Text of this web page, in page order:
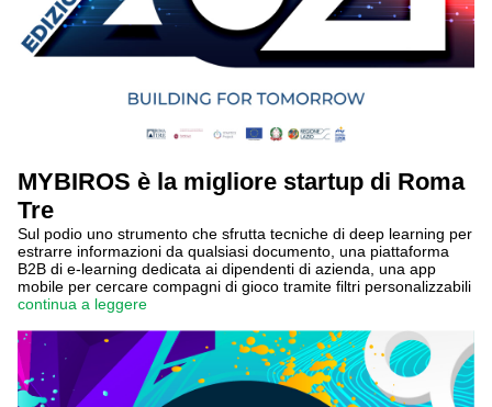
MYBIROS è la migliore startup di Roma
Tre
Sul podio uno strumento che sfrutta tecniche di deep learning per
estrarre informazioni da qualsiasi documento, una piattaforma
B2B di e-learning dedicata ai dipendenti di azienda, una app
mobile per cercare compagni di gioco tramite filtri personalizzabili
continua a leggere